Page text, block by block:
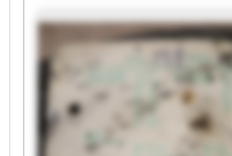
Medien GmbH TDM Druck &
Druck & Medien GmbH TDM
GmbH TDM Druck & Medien
Medien GmbH TDM Druck &
Druck & Medien GmbH TDM
GmbH TDM Druck & Medien
Medien GmbH TDM Druck &
Druck & Medien GmbH TDM
GmbH